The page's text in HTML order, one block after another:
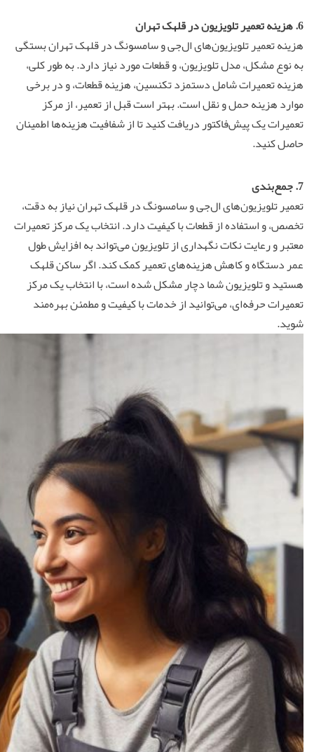
6. هزینه تعمیر تلویزیوندر قلهک تهران
هزینه تعمیر تلویزیون‌های ال‌جی و سامسونگ در قلهک تهران بستگی
به نوع مشکل، مدل تلویزیون، و قطعات مورد نیاز دارد. به طور کلی،
هزینه تعمیرات شامل دستمزد تکنسین، هزینه قطعات، و در برخی
موارد هزینه حمل و نقل است. بهتر است قبل از تعمیر، از مرکز
تعمیرات یک پیش‌فاکتور دریافت کنید تا از شفافیت هزینه‌ها اطمینان
حاصل کنید.
7. جمع‌بندی
تعمیر تلویزیون‌های ال‌جی و سامسونگ در قلهک تهران نیاز به دقت،
تخصص، و استفاده از قطعات با کیفیت دارد. انتخاب یک مرکز تعمیرات
معتبر و رعایت نکات نگهداری از تلویزیون می‌تواند به افزایش طول
عمر دستگاه و کاهش هزینه‌های تعمیر کمک کند. اگر ساکن قلهک
هستید و تلویزیون شما دچار مشکل شده است، با انتخاب یک مرکز
تعمیرات حرفه‌ای، می‌توانید از خدمات با کیفیت و مطمئن بهره‌مند
شوید.